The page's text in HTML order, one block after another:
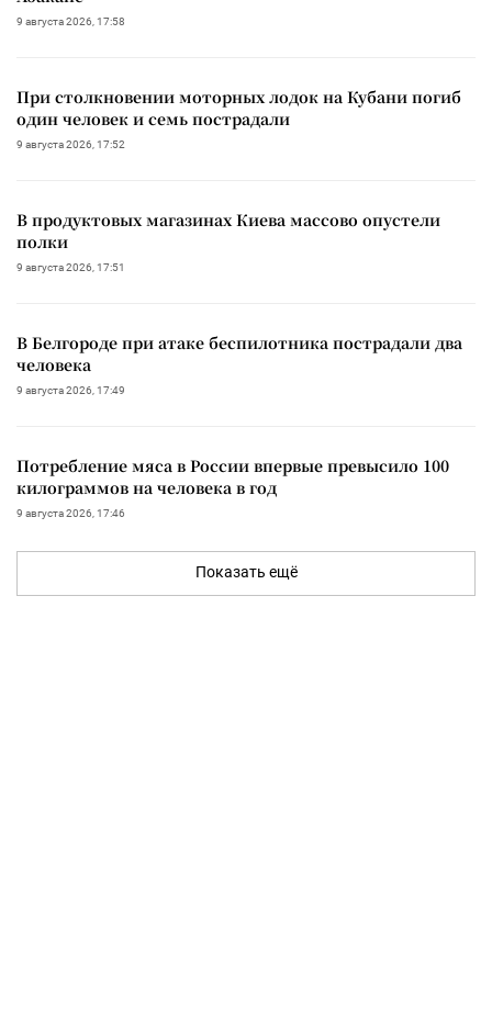
9 августа 2026, 17:58
При столкновении моторных лодок на Кубани погиб
один человек и семь пострадали
9 августа 2026, 17:52
В продуктовых магазинах Киева массово опустели
полки
9 августа 2026, 17:51
В Белгороде при атаке беспилотника пострадали два
человека
9 августа 2026, 17:49
Потребление мяса в России впервые превысило 100
килограммов на человека в год
9 августа 2026, 17:46
Показать ещё